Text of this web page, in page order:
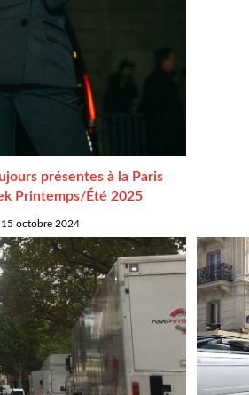
présentes à la Paris
Printemps/Été 2025
15 octobre 2024